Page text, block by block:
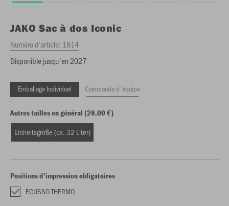
JAKO Sac à dos Iconic
Numéro d’article: 1814
Disponible jusqu'en 2027
Emballage Individuel Commande d'équipe
Autres tailles en général (28,00 €)
Einheitsgröße (ca. 32 Liter)
Positions d'impression obligatoires
ECUSSO THERMO